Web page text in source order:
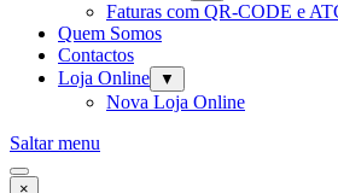
Faturas com QR-CODE e
Quem Somos
Contactos
Loja Online
▼
Nova Loja Online
Saltar menu
×